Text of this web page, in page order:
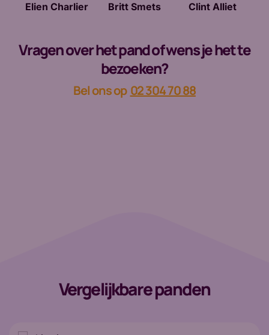
Clint Alliet
Britt Smets
Elien Charlier
Vragen over het pand of wens je het te
bezoeken?
Bel ons op 02 304 70 88
Vergelijkbare panden